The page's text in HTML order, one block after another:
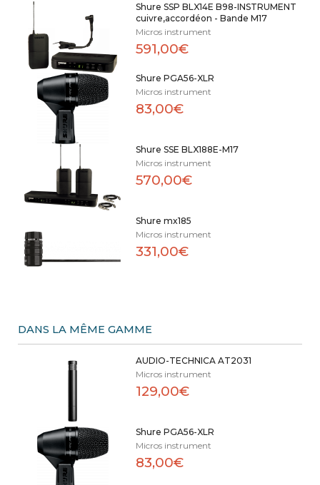
Shure SSP BLX14E B98-INSTRUMENT
cuivre,accordéon - Bande M17
Micros instrument
591,00€
Shure PGA56-XLR
Micros instrument
83,00€
Shure SSE BLX188E-M17
Micros instrument
570,00€
Shure mx185
Micros instrument
331,00€
DANS LA MÊME GAMME
AUDIO-TECHNICA AT2031
Micros instrument
129,00€
Shure PGA56-XLR
Micros instrument
83,00€